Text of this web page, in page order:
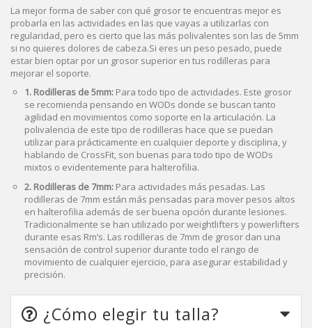
La mejor forma de saber con qué grosor te encuentras mejor es
probarla en las actividades en las que vayas a utilizarlas con
regularidad, pero es cierto que las más polivalentes son las de 5mm
si no quieres dolores de cabeza.Si eres un peso pesado, puede
estar bien optar por un grosor superior en tus rodilleras para
mejorar el soporte.
1. Rodilleras de 5mm: Para todo tipo de actividades. Este grosor
se recomienda pensando en WODs donde se buscan tanto
agilidad en movimientos como soporte en la articulación. La
polivalencia de este tipo de rodilleras hace que se puedan
utilizar para prácticamente en cualquier deporte y disciplina, y
hablando de CrossFit, son buenas para todo tipo de WODs
mixtos o evidentemente para halterofilia.
2. Rodilleras de 7mm: Para actividades más pesadas. Las
rodilleras de 7mm están más pensadas para mover pesos altos
en halterofilia además de ser buena opción durante lesiones.
Tradicionalmente se han utilizado por weightlifters y powerlifters
durante esas Rm’s. Las rodilleras de 7mm de grosor dan una
sensación de control superior durante todo el rango de
movimiento de cualquier ejercicio, para asegurar estabilidad y
precisión.
¿Cómo elegir tu talla?